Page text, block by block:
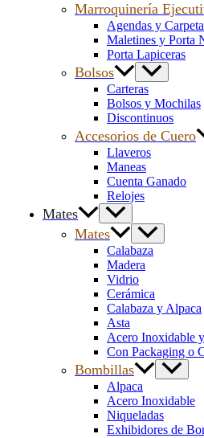
Marroquinería
Agendas y
Maletines y Porta
Porta Lapiceras
Bolsos
Carteras
Bolsos y Mochilas
Discontinuos
Accesorios de Cuero
Llaveros
Maneas
Cuenta Ganado
Relojes
Mates
Mates
Calabaza
Madera
Vidrio
Cerámica
Calabaza y Alpaca
Asta
Acero Inoxidable
Con Packaging o
Bombillas
Alpaca
Acero Inoxidable
Niqueladas
Exhibidores de